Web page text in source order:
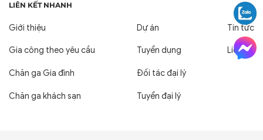
LIÊN KẾT NHANH
Giới thiệu
Gia công theo yêu cầu
Chăn ga Gia đình
Chăn ga khách sạn
Dự án
Tuyển dụng
Đối tác đại lý
Tuyển đại lý
Tin tức
Liên hệ